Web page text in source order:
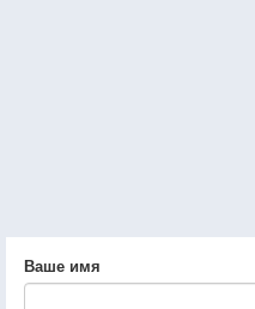
Ваше имя